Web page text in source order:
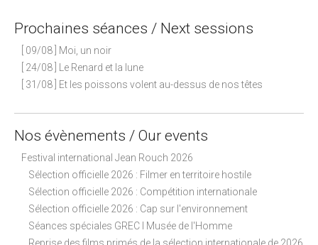
Prochaines séances / Next sessions
[ 09/08 ] Moi, un noir
[ 24/08 ] Le Renard et la lune
[ 31/08 ] Et les poissons volent au-dessus de nos têtes
Nos évènements / Our events
Festival international Jean Rouch 2026
Sélection officielle 2026 : Filmer en territoire hostile
Sélection officielle 2026 : Compétition internationale
Sélection officielle 2026 : Cap sur l'environnement
Séances spéciales GREC I Musée de l'Homme